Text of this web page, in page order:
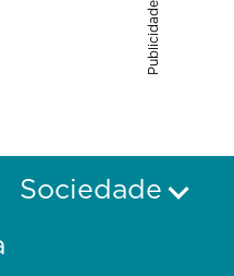
Publicidade
Sociedade